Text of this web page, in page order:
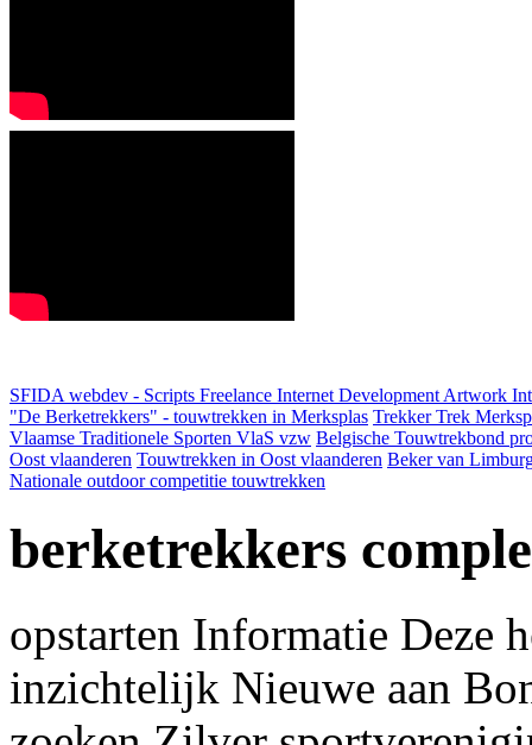
SFIDA webdev - Scripts Freelance Internet Development Artwork
"De Berketrekkers" - touwtrekken in Merksplas Trekker Trek
Vlaamse Traditionele Sporten VlaS vzw Belgische Touwtrekbond
Oost vlaanderen Touwtrekken in Oost vlaanderen Beker van
Nationale outdoor competitie touwtrekken
berketrekkers
opstarten Informatie Deze
inzichtelijk Nieuwe aan